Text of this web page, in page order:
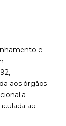
e
aos órgãos
a
ao